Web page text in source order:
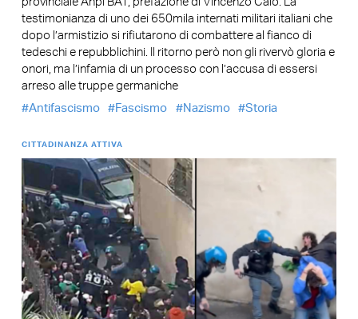
testimonianza di uno dei 650mila internati militari italiani che
dopo l’armistizio si rifiutarono di combattere al fianco di
tedeschi e repubblichini. Il ritorno però non gli rivervò gloria e
onori, ma l’infamia di un processo con l’accusa di essersi
arreso alle truppe germaniche
Antifascismo
Fascismo Nazismo Storia
CITTADINANZA ATTIVA